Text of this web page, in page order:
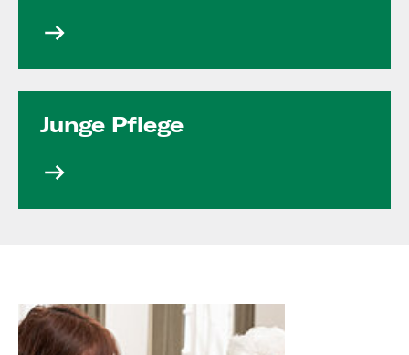
Junge Pflege